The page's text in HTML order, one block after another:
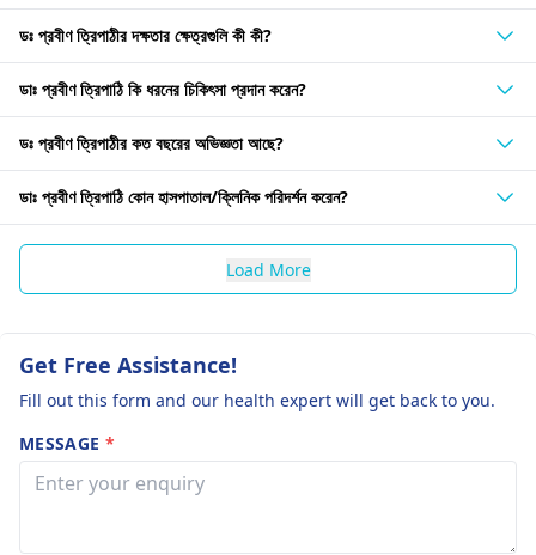
ডঃ প্রবীণ ত্রিপাঠীর দক্ষতার ক্ষেত্রগুলি কী কী?
ডাঃ প্রবীণ ত্রিপাঠি কি ধরনের চিকিৎসা প্রদান করেন?
ডঃ প্রবীণ ত্রিপাঠীর কত বছরের অভিজ্ঞতা আছে?
ডাঃ প্রবীণ ত্রিপাঠি কোন হাসপাতাল/ক্লিনিক পরিদর্শন করেন?
Load More
Get Free Assistance!
Fill out this form and our health expert will get back to you.
MESSAGE *